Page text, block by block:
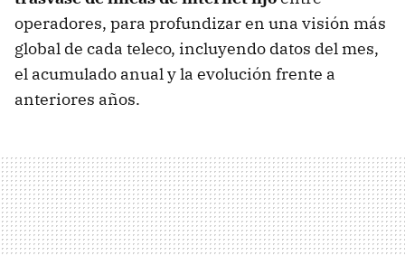
operadores, para profundizar en una visión más
global de cada teleco, incluyendo datos del mes,
el acumulado anual y la evolución frente a
anteriores años.